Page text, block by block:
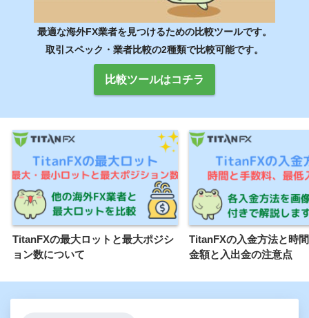
最適な海外FX業者を見つけるための比較ツールです。
取引スペック・業者比較の2種類で比較可能です。
比較ツールはコチラ
TitanFXの最大ロットと最大ポジシ
ョン数について
TitanFXの入金方法と時
金額と入出金の注意点